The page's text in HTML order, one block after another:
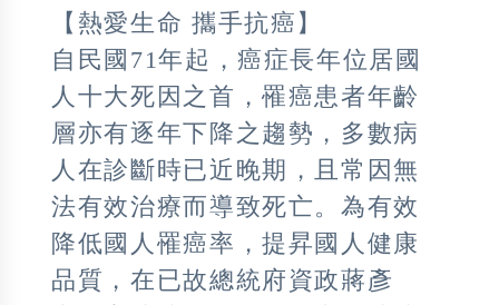
【熱愛生命 攜手抗癌】
自民國71年起，癌症長年位居國
人十大死因之首，罹癌患者年齡
層亦有逐年下降之趨勢，多數病
人在診斷時已近晚期，且常因無
法有效治療而導致死亡。為有效
降低國人罹癌率，提昇國人健康
品質，在已故總統府資政蔣彥